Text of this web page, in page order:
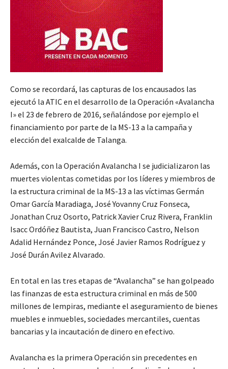
Como se recordará, las capturas de los encausados las
ejecutó la ATIC en el desarrollo de la Operación «Avalancha
I» el 23 de febrero de 2016, señalándose por ejemplo el
financiamiento por parte de la MS-13 a la campaña y
elección del exalcalde de Talanga.
Además, con la Operación Avalancha I se judicializaron las
muertes violentas cometidas por los líderes y miembros de
la estructura criminal de la MS-13 a las víctimas Germán
Omar García Maradiaga, José Yovanny Cruz Fonseca,
Jonathan Cruz Osorto, Patrick Xavier Cruz Rivera, Franklin
Isacc Ordóñez Bautista, Juan Francisco Castro, Nelson
Adalid Hernández Ponce, José Javier Ramos Rodríguez y
José Durán Avilez Alvarado.
En total en las tres etapas de “Avalancha” se han golpeado
las finanzas de esta estructura criminal en más de 500
millones de lempiras, mediante el aseguramiento de bienes
muebles e inmuebles, sociedades mercantiles, cuentas
bancarias y la incautación de dinero en efectivo.
Avalancha es la primera Operación sin precedentes en